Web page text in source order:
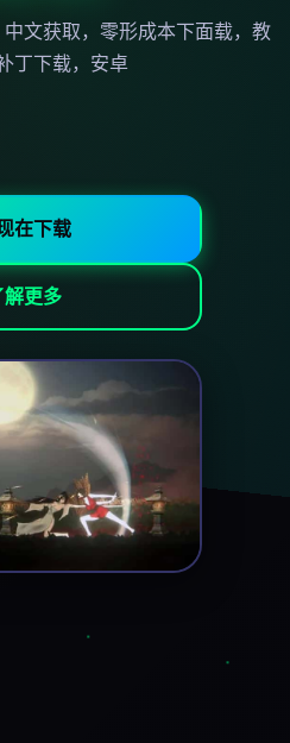
文获取，零形成本下面载，教
丁下载，安卓
在下载
解更多